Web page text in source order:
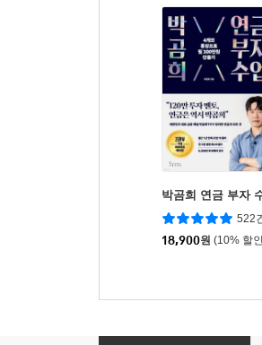
박곰희 연금 부자
522
18,900원 (10% 할